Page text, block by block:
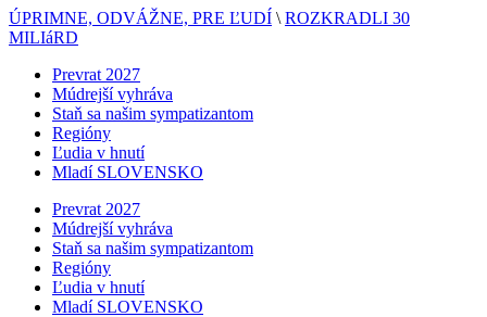
ÚPRIMNE, ODVÁŽNE, PRE ĽUDÍ \ ROZKRADLI 30
MILIáRD
Prevrat 2027
Múdrejší vyhráva
Staň sa našim sympatizantom
Regióny
Ľudia v hnutí
Mladí SLOVENSKO
Prevrat 2027
Múdrejší vyhráva
Staň sa našim sympatizantom
Regióny
Ľudia v hnutí
Mladí SLOVENSKO